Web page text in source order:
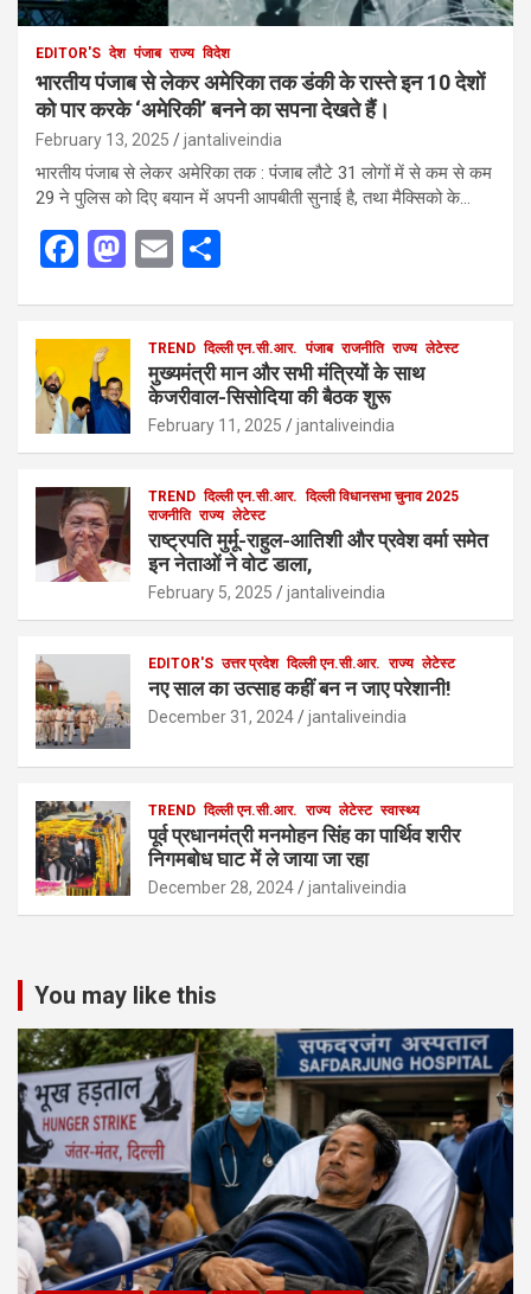
EDITOR'S देश पंजाब राज्य विदेश
भारतीय पंजाब से लेकर अमेरिका तक डंकी के रास्ते इन 10 देशों
को पार करके ‘अमेरिकी’ बनने का सपना देखते हैं।
February 13, 2025 jantaliveindia
भारतीय पंजाब से लेकर अमेरिका तक : पंजाब लौटे 31 लोगों में से कम से कम
29 ने पुलिस को दिए बयान में अपनी आपबीती सुनाई है, तथा मैक्सिको के…
F
b
o
o
k
M
d
o
n
E
e
TREND दिल्ली एन.सी.आर. पंजाब राजनीति राज्य लेटेस्ट
मुख्यमंत्री मान और सभी मंत्रियों के साथ
केजरीवाल-सिसोदिया की बैठक शुरू
February 11, 2025 jantaliveindia
TREND दिल्ली एन.सी.आर. दिल्ली विधानसभा चुनाव 2025
राजनीति राज्य लेटेस्ट
राष्ट्रपति मुर्मू-राहुल-आतिशी और प्रवेश वर्मा समेत
इन नेताओं ने वोट डाला,
February 5, 2025 jantaliveindia
EDITOR'S उत्तर प्रदेश दिल्ली एन.सी.आर. राज्य लेटेस्ट
नए साल का उत्साह कहीं बन न जाए परेशानी!
December 31, 2024 jantaliveindia
TREND दिल्ली एन.सी.आर. राज्य लेटेस्ट स्वास्थ्य
पूर्व प्रधानमंत्री मनमोहन सिंह का पार्थिव शरीर
निगमबोध घाट में ले जाया जा रहा
December 28, 2024 jantaliveindia
You may like this